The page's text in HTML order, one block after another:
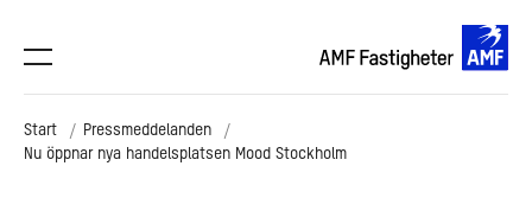
Start
Pressmeddelanden
Nu öppnar nya handelsplatsen Mood Stockholm